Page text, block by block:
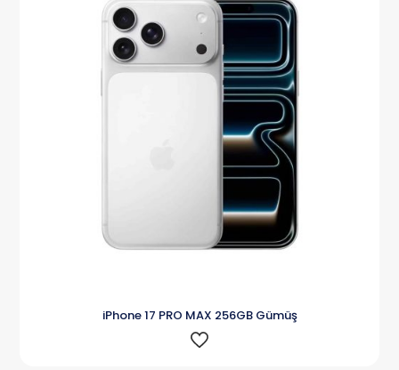
iPhone 17 PRO MAX 256GB Gümüş